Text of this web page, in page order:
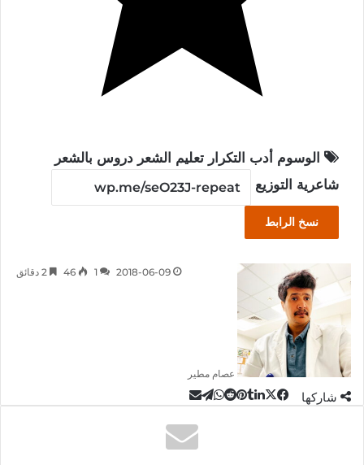
الوسوم أدب التكرار تعليم الشعر دروس بالشعر
شاعرية التوزيع
نسخ الرابط
عصام مطير
2018-06-09
1
46
شاركها فيسبوك‫Xلينكدإن
بينتيريست
واتساب
تيلقرام
مشاركة
البريد